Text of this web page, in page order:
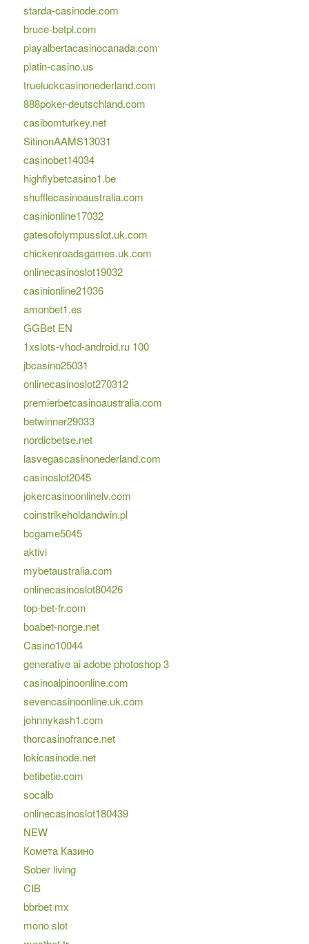
starda-casinode.com
bruce-betpl.com
playalbertacasinocanada.com
platin-casino.us
trueluckcasinonederland.com
888poker-deutschland.com
casibomturkey.net
SitinonAAMS13031
casinobet14034
highflybetcasino1.be
shufflecasinoaustralia.com
casinionline17032
gatesofolympusslot.uk.com
chickenroadsgames.uk.com
onlinecasinoslot19032
casinionline21036
amonbet1.es
GGBet EN
1xslots-vhod-android.ru 100
jbcasino25031
onlinecasinoslot270312
premierbetcasinoaustralia.com
betwinner29033
nordicbetse.net
lasvegascasinonederland.com
casinoslot2045
jokercasinoonlinelv.com
coinstrikeholdandwin.pl
bcgame5045
aktivi
mybetaustralia.com
onlinecasinoslot80426
top-bet-fr.com
boabet-norge.net
Casino10044
generative ai adobe photoshop 3
casinoalpinoonline.com
sevencasinoonline.uk.com
johnnykash1.com
thorcasinofrance.net
lokicasinode.net
betibetie.com
socalb
onlinecasinoslot180439
NEW
Комета Казино
Sober living
CIB
bbrbet mx
mono slot